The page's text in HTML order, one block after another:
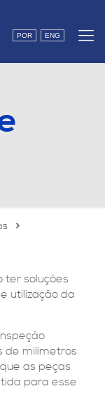
POR ENG
ter soluções
utilização da
de milímetros
as peças
para esse